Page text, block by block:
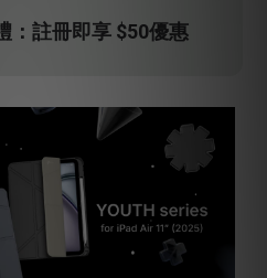
：註冊即享 $50優惠